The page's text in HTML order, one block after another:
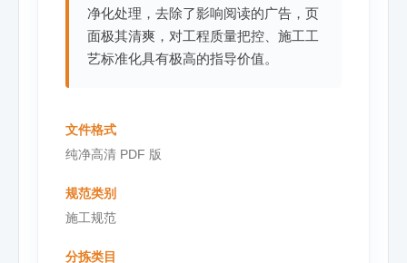
净化处理，去除了影响阅读的广告，页
面极其清爽，对工程质量把控、施工工
艺标准化具有极高的指导价值。
文件格式
纯净高清 PDF 版
规范类别
施工规范
分拣类目